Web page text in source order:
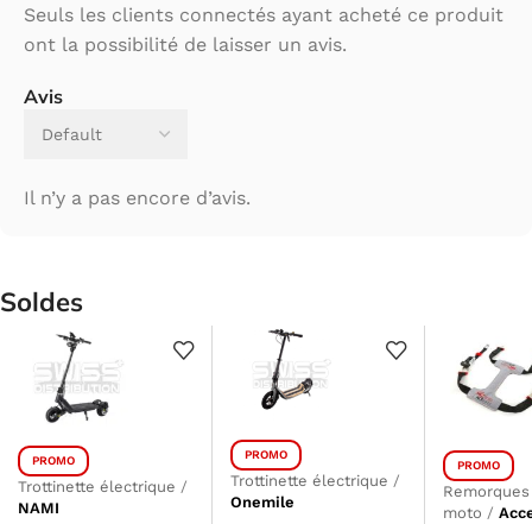
Avis
Il n’y a pas encore d’avis.
Seuls les clients connectés ayant acheté ce produit
ont la possibilité de laisser un avis.
Soldes
PROMO
Trottinette électrique /
NAMI
PROMO
Trottinette électrique /
Onemile
PROMO
moto /